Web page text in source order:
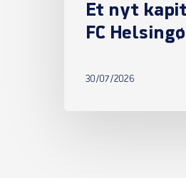
Et nyt
FC
30/07/2026